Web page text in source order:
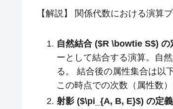
【解説】 関係代数における演算
自然結合 ($R \bowtie S$) の
ーとして結合する演算。自
る。 結合後の属性集合は以
この時点での次数（属性数）
射影 ($\pi_{A, B, E}$) の定義